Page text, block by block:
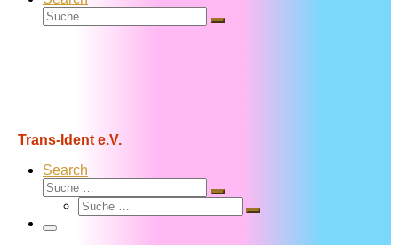
Suche
Suche
Trans-Ident e.V.
Search
Suche
Suche
Suche
Suche
Menü